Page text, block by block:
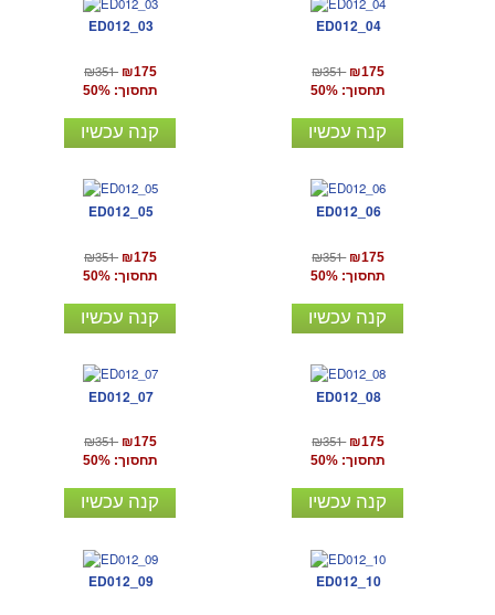
ED012_03
₪351 ₪175
תחסוך: 50%
קנה עכשיו
ED012_04
₪351 ₪175
תחסוך: 50%
קנה עכשיו
ED012_05
₪351 ₪175
תחסוך: 50%
קנה עכשיו
ED012_06
₪351 ₪175
תחסוך: 50%
קנה עכשיו
ED012_07
₪351 ₪175
תחסוך: 50%
קנה עכשיו
ED012_08
₪351 ₪175
תחסוך: 50%
קנה עכשיו
ED012_09 ED012_10